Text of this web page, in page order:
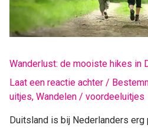
Wanderlust: de mooiste hikes in
Laat een reactie achter /
uitjes, Wandelen / voordeeluitjes
Duitsland is bij Nederlanders erg
Duitsland